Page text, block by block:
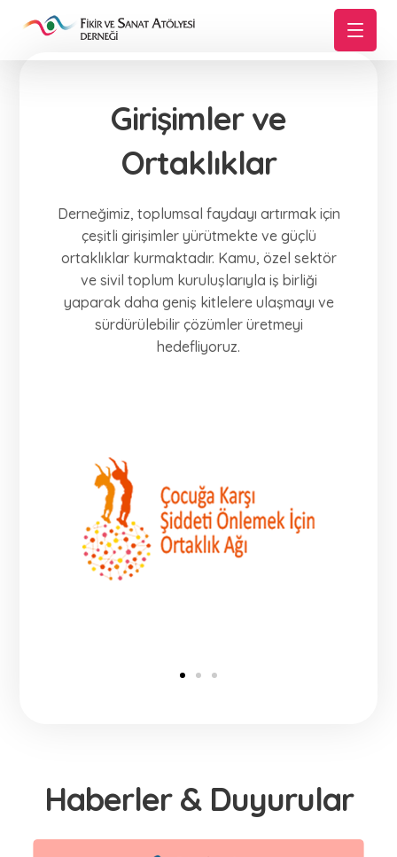
Girişimler ve
Ortaklıklar
Derneğimiz, toplumsal faydayı artırmak için
çeşitli girişimler yürütmekte ve güçlü
ortaklıklar kurmaktadır. Kamu, özel sektör
ve sivil toplum kuruluşlarıyla iş birliği
yaparak daha geniş kitlelere ulaşmayı ve
sürdürülebilir çözümler üretmeyi
hedefliyoruz.
Haberler & Duyurular